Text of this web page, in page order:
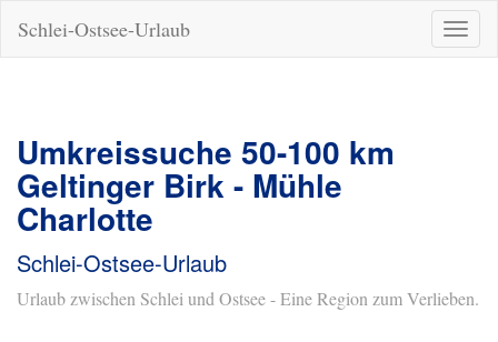
ein-/
Schlei-Ostsee-Urlaub
Umkreissuche 50-100 km
Geltinger Birk - Mühle
Charlotte
Schlei-Ostsee-Urlaub
Urlaub zwischen Schlei und Ostsee - Eine Region zum Verlieben.